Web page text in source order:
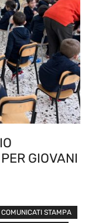
GIOVANI
COMUNICATI STAMPA